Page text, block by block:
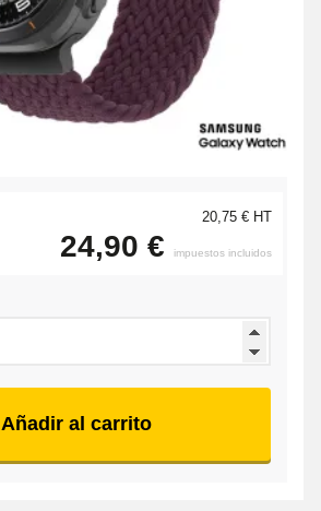
20,75 € HT
24,90 € impuestos incluidos
Añadir al carrito